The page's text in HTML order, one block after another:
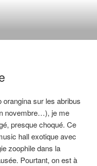
sur les abribus
novembre…), je me
presque choqué. Ce
hall exotique avec
zoophile dans la
Pourtant, on est à